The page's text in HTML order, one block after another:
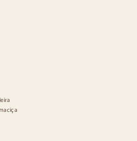
de design
confortável
pequenas